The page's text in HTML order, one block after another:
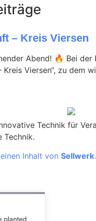
– Kreis Viersen
Abend! 🔥 Bei der
Kreis Viersen“, zu dem
Technik für
Technik.
Inhalt von Sellwerk
planted